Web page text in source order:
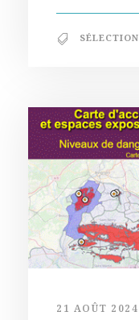
SÉLECTION
21 AOÛT 2024